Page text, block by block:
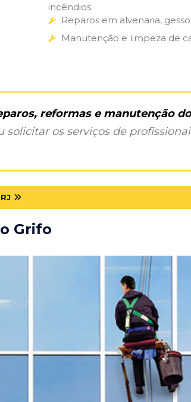
incêndios
Reparos em alvenaria,
Manutenção e limpeza de
reformas e manutenção do
os serviços de
Grifo